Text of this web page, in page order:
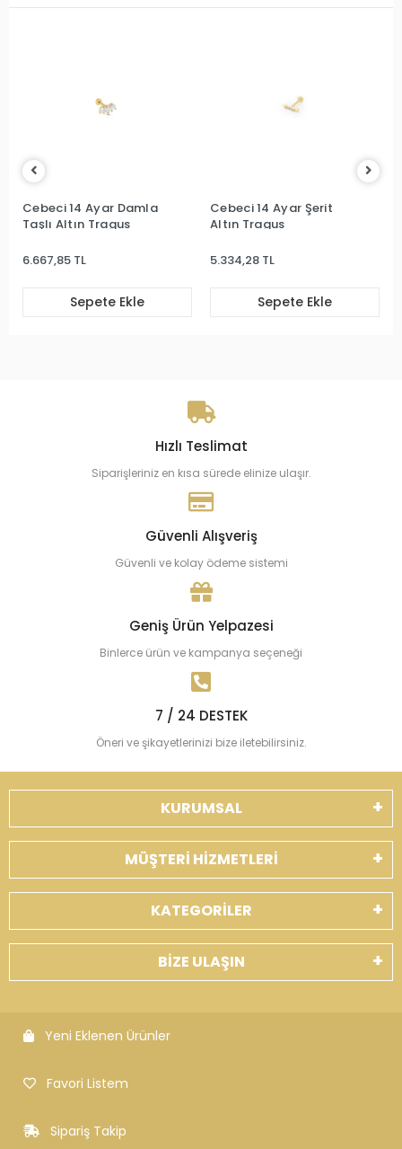
Cebeci 14 Ayar Damla
Taşlı Altın Tragus
6.667,85 TL
Sepete Ekle
Cebeci 14 Ayar Şerit
Altın Tragus
5.334,28 TL
Sepete Ekle
Hızlı Teslimat
Siparişleriniz en kısa sürede elinize ulaşır.
Güvenli Alışveriş
Güvenli ve kolay ödeme sistemi
Geniş Ürün Yelpazesi
Binlerce ürün ve kampanya seçeneği
7 / 24 DESTEK
Öneri ve şikayetlerinizi bize iletebilirsiniz.
KURUMSAL
MÜŞTERİ HİZMETLERİ
KATEGORİLER
BİZE ULAŞIN
Yeni Eklenen Ürünler
Favori Listem
Sipariş Takip